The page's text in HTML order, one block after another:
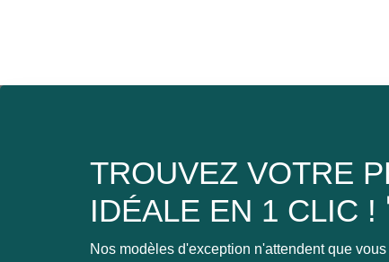
TROUVEZ VOTRE
IDÉALE EN 1 CLIC !
Nos modèles d'exception n'attendent que